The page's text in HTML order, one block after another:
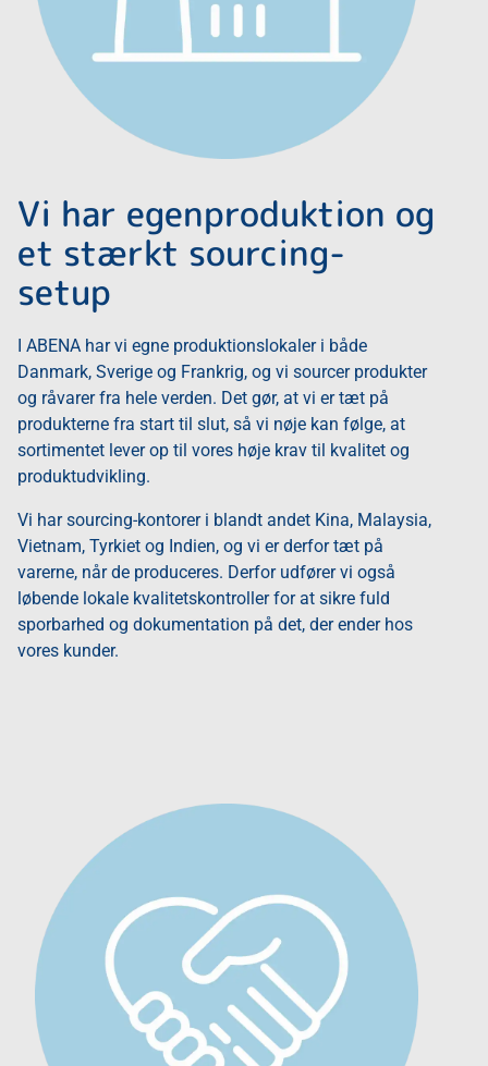
Vi har egenproduktion og
et stærkt sourcing-
setup
I ABENA har vi egne produktionslokaler i både
Danmark, Sverige og Frankrig, og vi sourcer produkter
og råvarer fra hele verden. Det gør, at vi er tæt på
produkterne fra start til slut, så vi nøje kan følge, at
sortimentet lever op til vores høje krav til kvalitet og
produktudvikling.
Vi har sourcing-kontorer i blandt andet Kina, Malaysia,
Vietnam, Tyrkiet og Indien, og vi er derfor tæt på
varerne, når de produceres. Derfor udfører vi også
løbende lokale kvalitetskontroller for at sikre fuld
sporbarhed og dokumentation på det, der ender hos
vores kunder.